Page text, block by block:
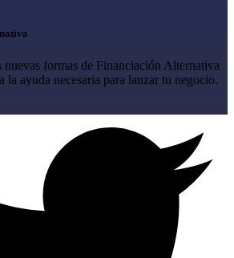
nuevas formas de Financiación Alternativa
la ayuda necesaria para lanzar tu negocio.